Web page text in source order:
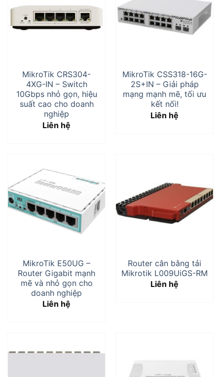
MikroTik CRS304-
4XG-IN – Switch
10Gbps nhỏ gọn, hiệu
suất cao cho doanh
nghiệp
Liên hệ
MikroTik CSS318-16G-
2S+IN – Giải pháp
mạng mạnh mẽ, tối ưu
kết nối!
Liên hệ
MikroTik E50UG –
Router Gigabit mạnh
mẽ và nhỏ gọn cho
doanh nghiệp
Liên hệ
Router cân bằng tải
Mikrotik L009UiGS-RM
Liên hệ